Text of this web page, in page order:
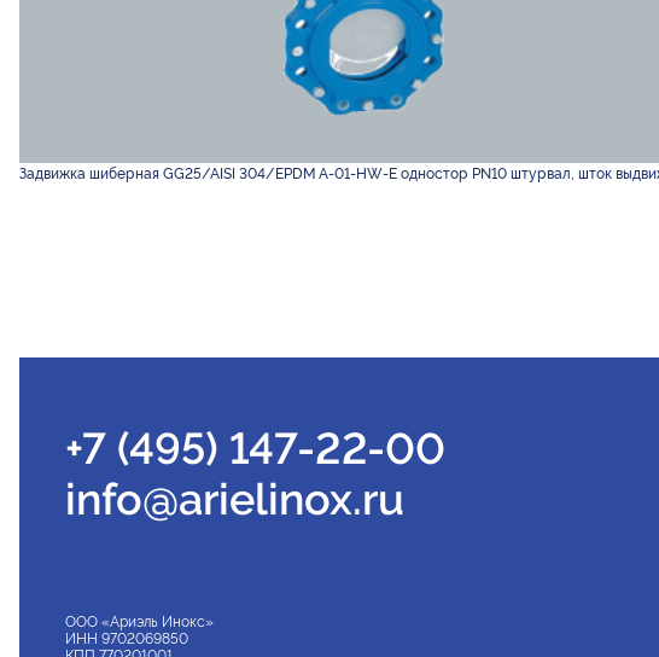
Задвижка шиберная GG25/AISI 304/EPDM A-01-HW-E одностор PN10 штурвал, шток
+7 (495) 147-22-00
info@arielinox.ru
ООО «Ариэль Инокс»
ИНН 9702069850